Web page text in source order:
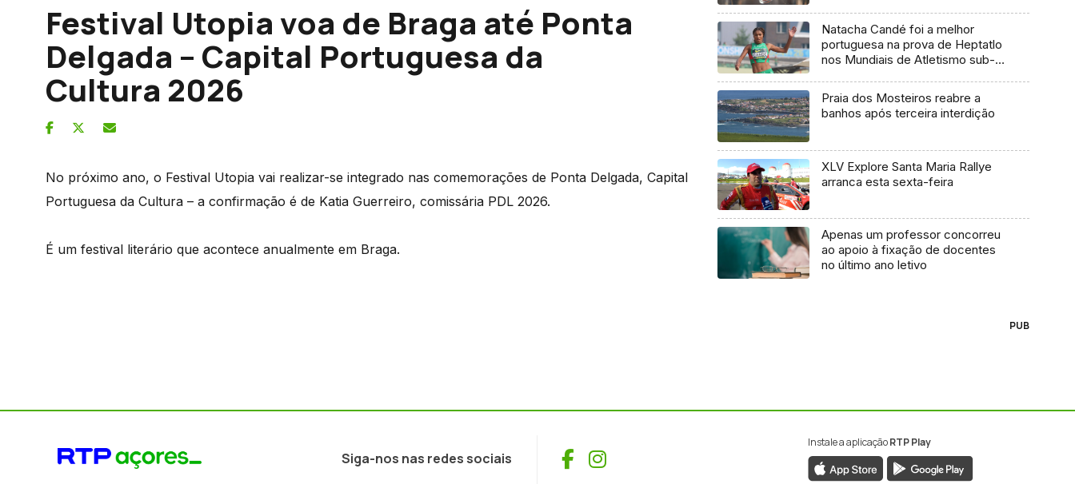
Festival Utopia voa de Braga até Ponta
Delgada – Capital Portuguesa da
Cultura 2026
No próximo ano, o Festival Utopia vai realizar-se integrado nas comemorações de Ponta Delgada, Capital
Portuguesa da Cultura – a confirmação é de Katia Guerreiro, comissária PDL 2026.
É um festival literário que acontece anualmente em Braga.
Natacha Candé foi a melhor
portuguesa na prova de Heptatlo
nos Mundiais de Atletismo sub-
Praia dos Mosteiros reabre a
banhos após terceira interdição
XLV Explore Santa Maria Rallye
arranca esta sexta-feira
Apenas um professor concorreu
ao apoio à fixação de docentes
no último ano letivo
PUB
Siga-nos nas redes sociais Facebook
Instagram
Instale a aplicaçãoRTP Play